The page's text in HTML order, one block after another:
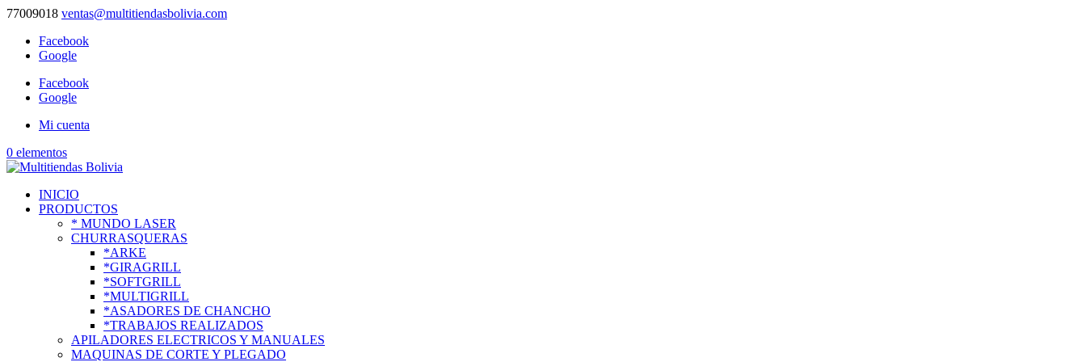
77009018 ventas@multitiendasbolivia.com
Facebook
Google
Facebook
Google
Mi cuenta
0 elementos
INICIO
PRODUCTOS
* MUNDO LASER
CHURRASQUERAS
*ARKE
*GIRAGRILL
*SOFTGRILL
*MULTIGRILL
*ASADORES DE CHANCHO
*TRABAJOS REALIZADOS
APILADORES ELECTRICOS Y MANUALES
MAQUINAS DE CORTE Y PLEGADO